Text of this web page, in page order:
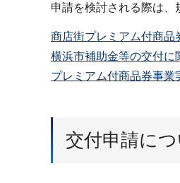
申請を検討される際は、
商店街プレミアム付商品
横浜市補助金等の交付に
プレミアム付商品券事業
交付申請に